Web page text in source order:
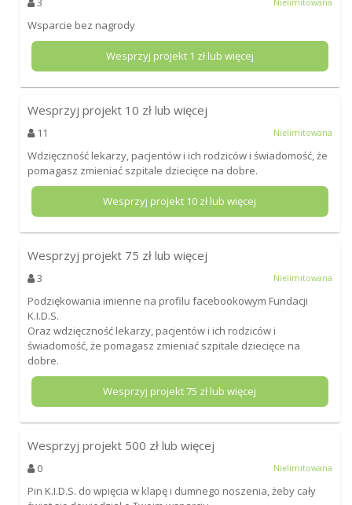
Wsparcie bez nagrody
Wesprzyj projekt 1 zł lub więcej
Wesprzyj projekt 10 zł lub więcej
11 Nielimitowana
Wdzięczność lekarzy, pacjentów i ich rodziców i świadomość, że
pomagasz zmieniać szpitale dziecięce na dobre.
Wesprzyj projekt 10 zł lub więcej
Wesprzyj projekt 75 zł lub więcej
3 Nielimitowana
Podziękowania imienne na profilu facebookowym Fundacji
K.I.D.S.
Oraz wdzięczność lekarzy, pacjentów i ich rodziców i
świadomość, że pomagasz zmieniać szpitale dziecięce na
dobre.
Wesprzyj projekt75 zł lub więcej
Wesprzyj projekt 500 zł lub więcej
0 Nielimitowana
Pin K.I.D.S. do wpięcia w klapę i dumnego noszenia, żeby cały